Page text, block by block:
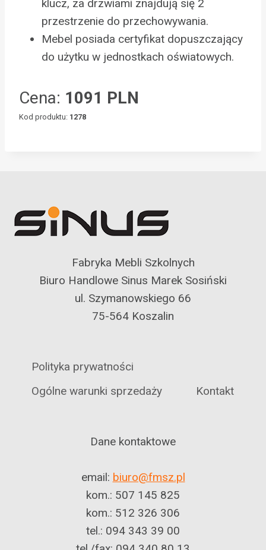
klucz, za drzwiami znajdują się 2
przestrzenie do przechowywania.
Mebel posiada certyfikat dopuszczający
do użytku w jednostkach oświatowych.
Cena: 1091 PLN
Kod produktu: 1278
Fabryka Mebli Szkolnych
Biuro Handlowe Sinus Marek Sosiński
ul. Szymanowskiego 66
75-564 Koszalin
Polityka prywatności
Ogólne warunki sprzedaży
Kontakt
Dane kontaktowe
email: biuro@fmsz.pl
kom.: 507 145 825
kom.: 512 326 306
tel.: 094 343 39 00